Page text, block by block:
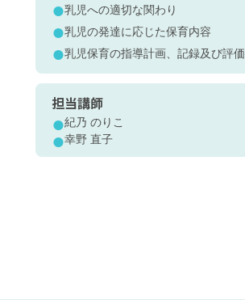
乳児への適切な関わり
乳児の発達に応じた保育内容
乳児保育の指導計画、記録及び評価
担当講師
紀乃 のりこ
幸野 直子